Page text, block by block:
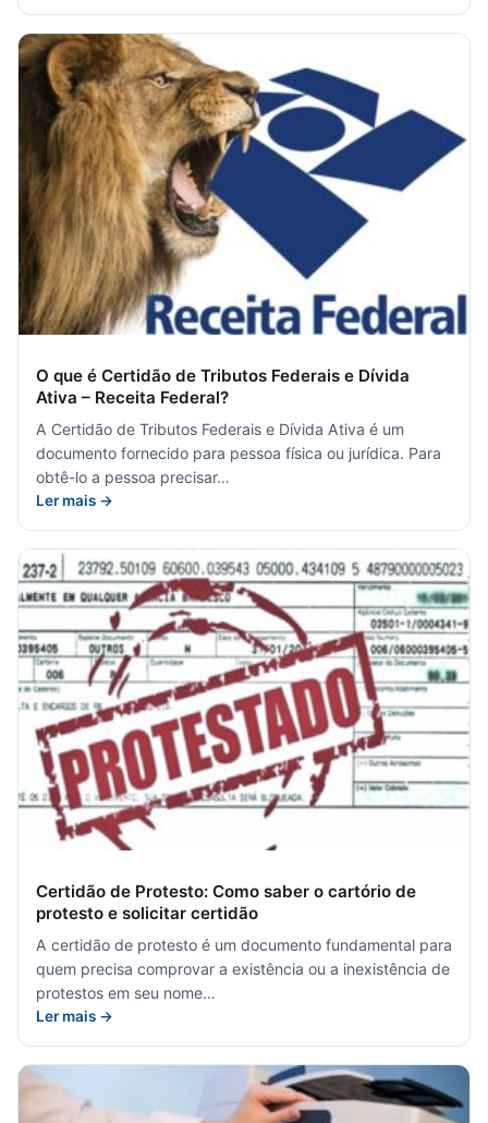
O que é Certidão de Tributos Federais e Dívida
Ativa – Receita Federal?
A Certidão de Tributos Federais e Dívida Ativa é um
documento fornecido para pessoa física ou jurídica. Para
obtê-lo a pessoa precisar…
Ler mais →
Certidão de Protesto: Como saber o cartório de
protesto e solicitar certidão
A certidão de protesto é um documento fundamental para
quem precisa comprovar a existência ou a inexistência de
protestos em seu nome…
Ler mais →